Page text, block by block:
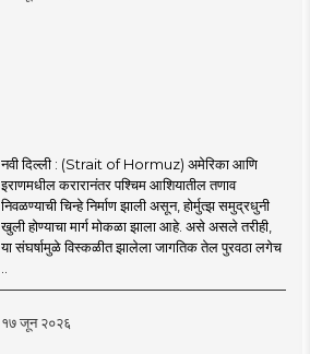
नवी दिल्ली : (Strait of Hormuz) अमेरिका आणि
इराणमधील करारानंतर पश्चिम आशियातील तणाव
निवळण्याची चिन्हे निर्माण झाली असून, होर्मुत्झ समुद्रधुनी
खुली होण्याचा मार्ग मोकळा झाला आहे. असे असले तरीही,
या संघर्षामुळे विस्कळीत झालेला जागतिक तेल पुरवठा लगेच
१७ जून २०२६